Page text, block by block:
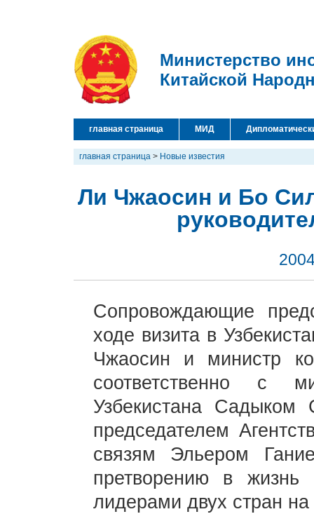
Министерство
Китайской
главная страница МИД
главная страница > Новые известия
Ли Чжаосин и Бо
Сопровождающие
ходе визита в
Чжаосин и министр
соответственно с
Узбекистана
председателем
связям Эльером
претворению в жизнь
лидерами двух стран на